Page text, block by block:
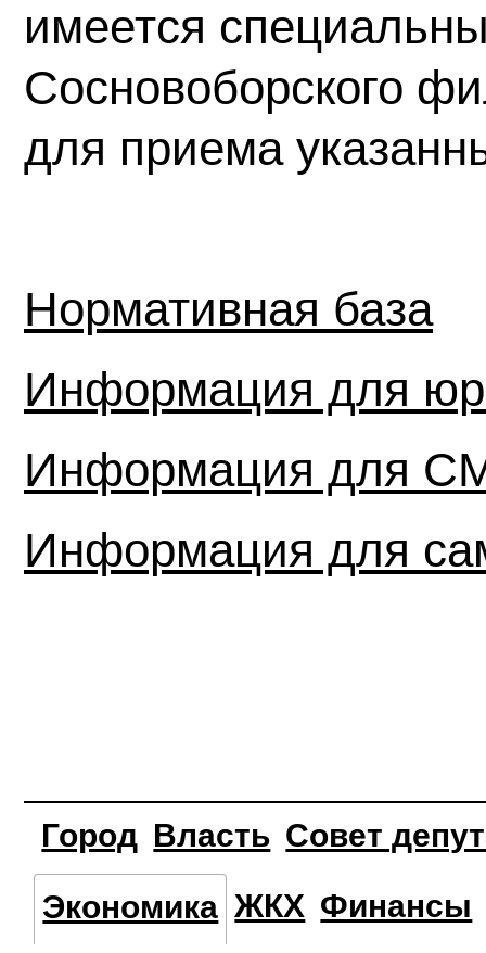
имеется
Сосновоборского
для приема
Нормативная база
Информация для
Информация для
Информация для
Город Власть Совет
Экономика ЖКХ Финансы